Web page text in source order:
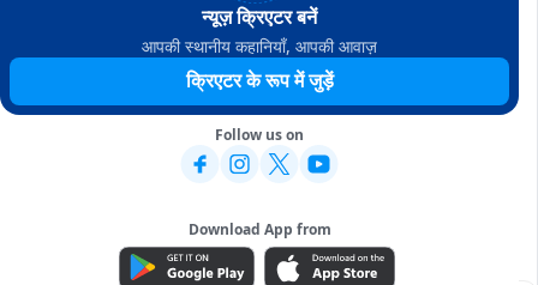
न्यूज़ क्रिएटर बनें
आपकी स्थानीय कहानियाँ, आपकी आवाज़
क्रिएटर के रूप में जुड़ें
Follow us on
Download App from